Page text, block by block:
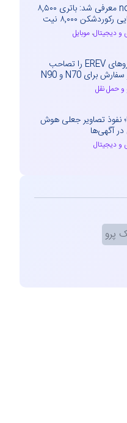
هواوی nova 16 SE معرفی شد: باتری ۸,۵۰۰
۸,۰۰۰ نیت
و دیجیتال،موبایل
شیائومی بازار خودروهای EREV را تصاحب
و حمل نقل
نفوذ تصاویر جعلی هوش
آگهی‌ها
و دیجیتال
پرو